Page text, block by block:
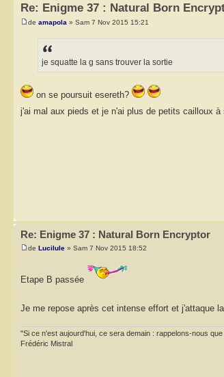
Re: Enigme 37 : Natural Born
de amapola » Sam 7 Nov 2015 15:21
je squatte la g sans trouver la sortie
on se poursuit esereth?
j'ai mal aux pieds et je n'ai plus de petits cailloux à
Re: Enigme 37 : Natural Born Encryptor
de Lucilule » Sam 7 Nov 2015 18:52
Etape B passée
Je me repose après cet intense effort et j'attaque
"Si ce n'est aujourd'hui, ce sera demain : rappelons-nous
Frédéric Mistral